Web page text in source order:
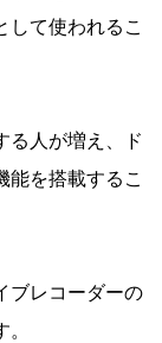
して使われるこ
る人が増え、ド
能を搭載するこ
ブレコーダーの